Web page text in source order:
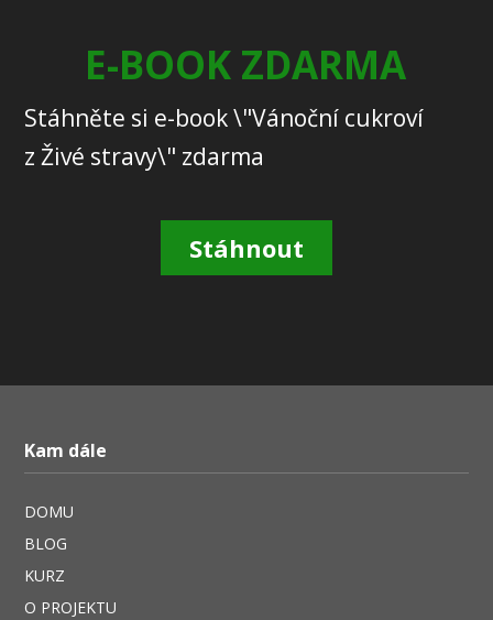
E-BOOK ZDARMA
Stáhněte si e-book \"Vánoční cukroví
z Živé stravy\" zdarma
Stáhnout
Kam dále
DOMU
BLOG
KURZ
O PROJEKTU